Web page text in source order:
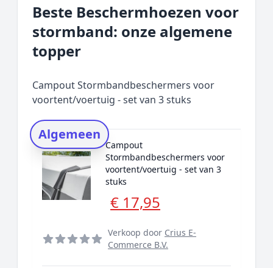
Onze algemene topper
Prijs topper
Populaire merken
Onderzoeksmethode
Prijsniveaus
Beste Beschermhoezen voor
stormband: onze algemene
topper
Campout Stormbandbeschermers voor
voortent/voertuig - set van 3 stuks
Algemeen
Campout
Stormbandbeschermers voor
voortent/voertuig - set van 3
stuks
€ 17,95
Verkoop door Crius E-
Commerce B.V.